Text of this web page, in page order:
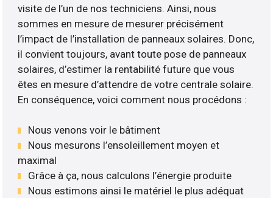
visite de l’un de nos techniciens. Ainsi, nous
sommes en mesure de mesurer précisément
l’impact de l’installation de panneaux solaires. Donc,
il convient toujours, avant toute pose de panneaux
solaires, d’estimer la rentabilité future que vous
êtes en mesure d’attendre de votre centrale solaire.
En conséquence, voici comment nous procédons :
Nous venons voir le bâtiment
Nous mesurons l’ensoleillement moyen et
maximal
Grâce à ça, nous calculons l’énergie produite
Nous estimons ainsi le matériel le plus adéquat